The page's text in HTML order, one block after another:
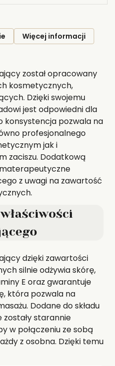
Więcej informacji
został opracowany
kosmetycznych,
Dzięki swojemu
jest odpowiedni dla
konsystencja pozwala na
profesjonalnego
jak i
zaciszu. Dodatkową
z uwagi na zawartość
dzięki zawartości
silnie odżywia skórę,
E oraz gwarantuje
która pozwala na
Dodane do składu
starannie
w połączeniu ze sobą
z osobna. Dzięki temu